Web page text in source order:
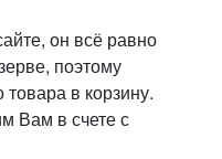
он всё равно
поэтому
в корзину.
Вам в счете с